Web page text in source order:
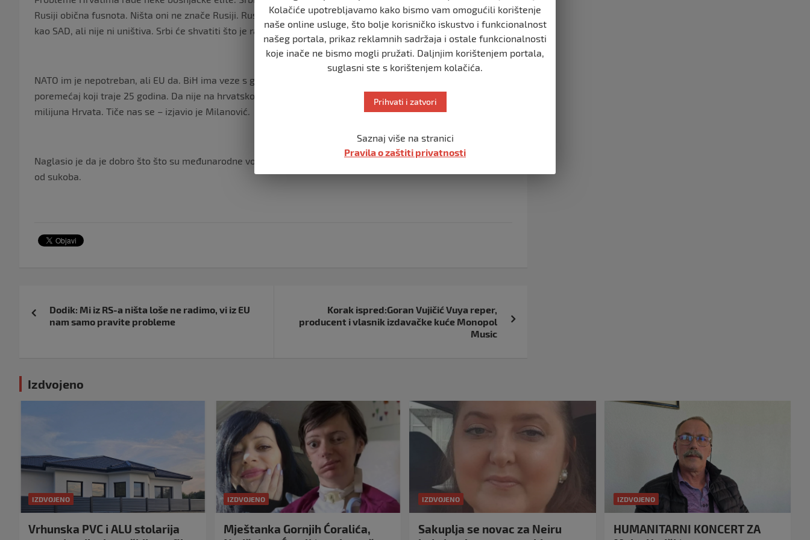
Rusiji obična fusnota. Ništa oni ne znače Rusiji. Rusija je velika, monstruozna država, možda nije razvijena
kao SAD, ali nije ni uništiva. Srbi će shvatiti što je racionalno i korisno, to je EU.
NATO im je nepotreban, ali EU da. BiH ima veze s geopolitikom koliko ja s dodjelom Oscara. BiH je jedan
poremećaj koji traje 25 godina. Da nije na hrvatskoj granici, ma briga me. Još ko za vraga, tamo živi pola
milijuna Hrvata. Tiče nas se – izjavio je Milanović.
Naglasio je da je dobro što što su međunarodne vojne snage pojačale prisustvo u BiH, ali da nema opasnosti
od sukoba.
objava
Dodik: Mi iz RS-a ništa loše ne radimo, vi iz EU
nam samo pravite probleme
Korak ispred:Goran Vujičić Vuya reper,
producent i vlasnik izdavačke kuće Monopol
Music
Izdvojeno
IZDVOJENO
Vrhunska PVC i ALU stolarija
IZDVOJENO
Mještanka Gornjih Ćoralića,
IZDVOJENO
Sakuplja se novac za Neiru
IZDVOJENO
HUMANITARNI KONCERT ZA
Kolačiće upotrebljavamo kako bismo vam omogućili korištenje
naše online usluge, što bolje korisničko iskustvo i funkcionalnost
našeg portala, prikaz reklamnih sadržaja i ostale funkcionalnosti
koje inače ne bismo mogli pružati. Daljnjim korištenjem portala,
suglasni ste s korištenjem kolačića.
Prihvati i zatvori
Saznaj više na stranici
Pravila o zaštiti privatnosti